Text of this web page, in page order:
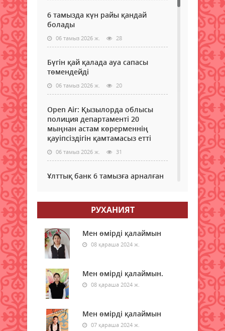
6 тамызда күн райы қандай
болады
06 тамыз 2026 ж. 28
Бүгін қай қалада ауа сапасы
төмендейді
06 тамыз 2026 ж. 20
Open Air: Қызылорда облысы
полиция департаменті 20
мыңнан астам көрерменнің
қауіпсіздігін қамтамасыз етті
06 тамыз 2026 ж. 31
Ұлттық банк 6 тамызға арналған
бірнеше өңірінде ауа райына
байланысты ескерту жасалды
06 тамыз 2026 ж.
Бұршақ, дауыл: Еліміздің 16
өңірінде дауылды ескерту
жарияланды
06 тамыз 2026 ж. 34
РУХАНИЯТ
Мен өмірді қалаймын
08 қараша 2024 ж.
Мен өмірді қалаймын.
08 қараша 2024 ж.
Мен өмірді қалаймын
07 қараша 2024 ж.